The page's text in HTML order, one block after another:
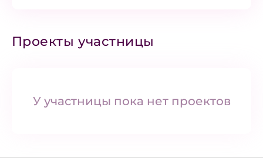
Проекты участницы
У участницы пока нет проектов